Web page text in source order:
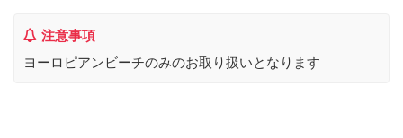
注意事項
ヨーロピアンビーチのみのお取り扱いとなります